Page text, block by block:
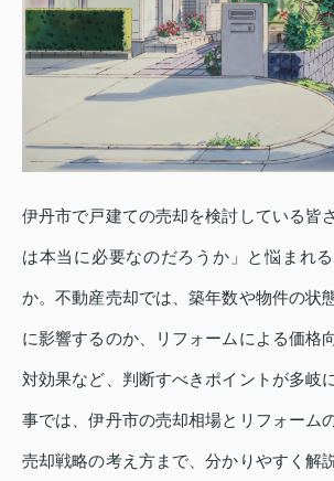
伊丹市で戸建ての売却を検討している皆
は本当に必要なのだろうか」と悩まれ
か。不動産売却では、築年数や物件の状
に影響するのか、リフォームによる価格
対効果など、判断すべきポイントが多岐
事では、伊丹市の売却相場とリフォーム
売却戦略の考え方まで、分かりやすく解